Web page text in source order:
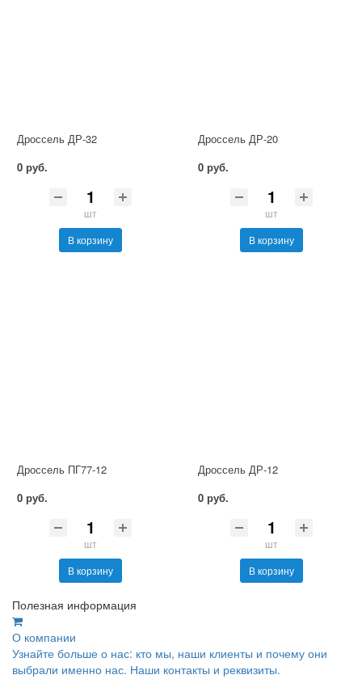
Дроссель ДР-32
0 руб.
шт
В корзину
Дроссель ДР-20
0 руб.
шт
В корзину
Дроссель ПГ77-12
0 руб.
шт
В корзину
Дроссель ДР-12
0 руб.
шт
В корзину
Полезная информация
О компании
Узнайте больше о нас: кто мы, наши клиенты и почему они
выбрали именно нас. Наши контакты и реквизиты.